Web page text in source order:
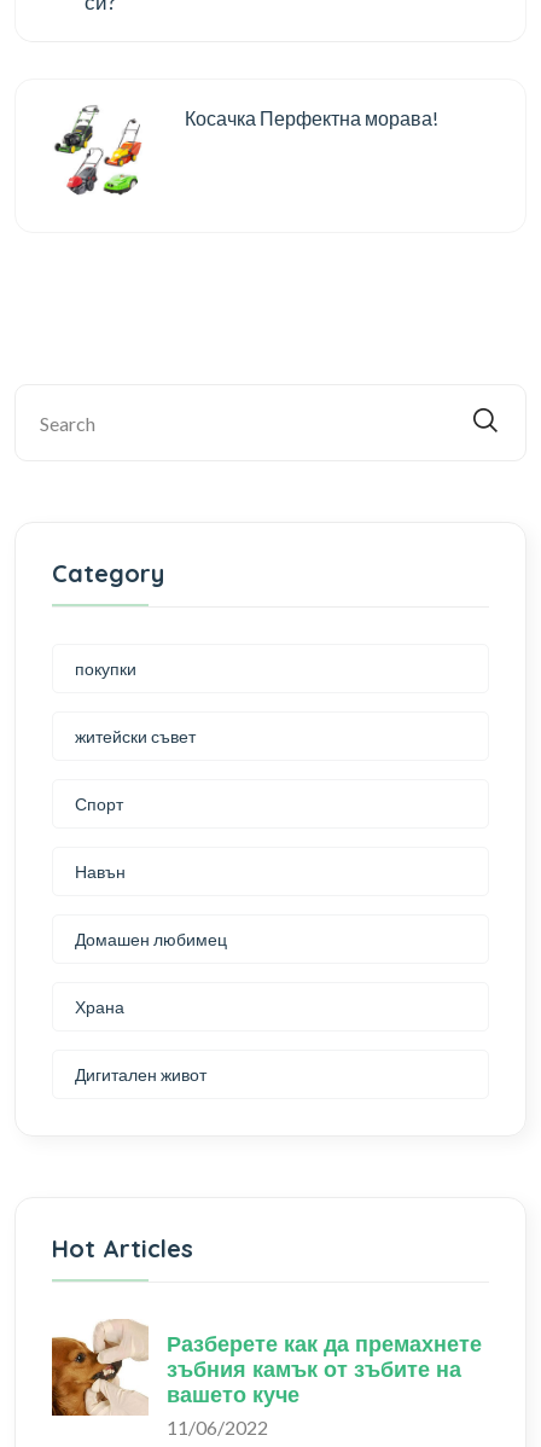
Косачка Перфектна морава!
Category
покупки
житейски съвет
Спорт
Навън
Домашен любимец
Храна
Дигитален живот
Hot Articles
Разберете как да премахнете
зъбния камък от зъбите на
вашето куче
11/06/2022